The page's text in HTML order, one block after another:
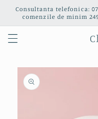
Salt la
conținut
Consultanta telefonica:
comenzile de minim
informațiile
despre
produs